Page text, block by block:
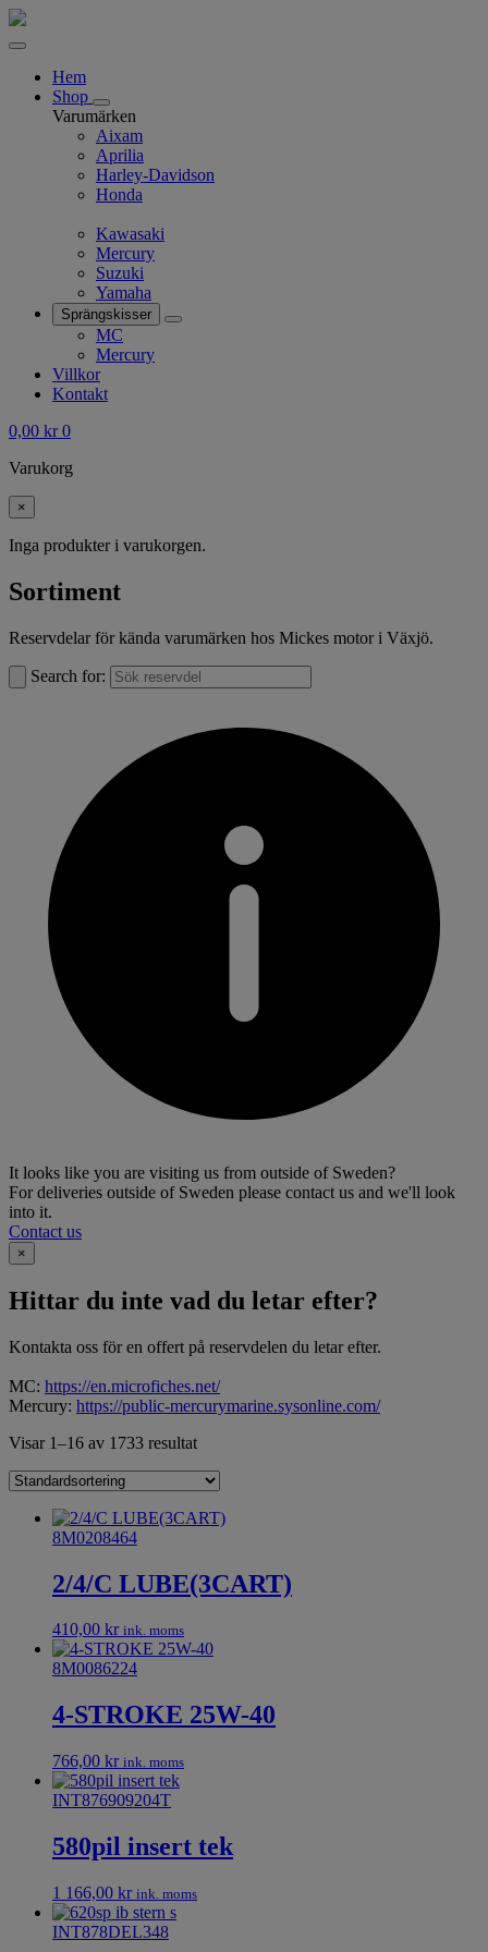
Hem
Shop
Varumärken
Aixam
Aprilia
Harley-Davidson
Honda
Kawasaki
Mercury
Suzuki
Yamaha
Sprängskisser
MC
Mercury
Villkor
Kontakt
0,00 kr 0
Varukorg
×
Inga produkter i varukorgen.
Sortiment
Reservdelar för kända varumärken hos Mickes motor i Växjö.
Search for:
It looks like you are visiting us from outside of Sweden?
For deliveries outside of Sweden please contact us and we'll look
into it.
Contact us
×
Hittar du inte vad du letar efter?
Kontakta oss för en offert på reservdelen du letar efter.
MC: https://en.microfiches.net/
Mercury: https://public-mercurymarine.sysonline.com/
Visar 1–16 av 1733 resultat
8M0208464
2/4/C LUBE(3CART)
410,00 kr ink. moms
8M0086224
4-STROKE 25W-40
766,00 kr ink. moms
INT876909204T
580pil insert tek
1 166,00 kr ink. moms
INT878DEL348